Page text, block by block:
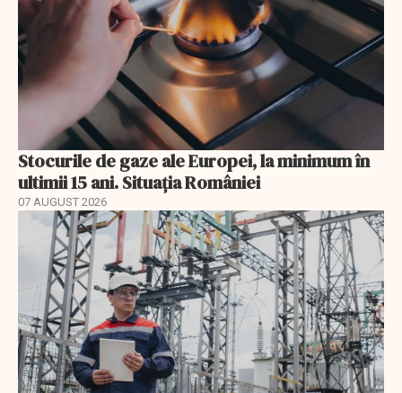
Stocurile de gaze ale Europei, la minimum în
ultimii 15 ani. Situația României
07 AUGUST 2026